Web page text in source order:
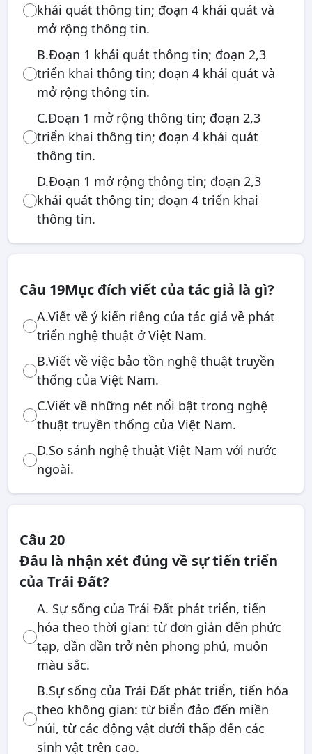
khái quát thông tin; đoạn 4 khái quát và
mở rộng thông tin.
B.Đoạn 1 khái quát thông tin; đoạn 2,3
triển khai thông tin; đoạn 4 khái quát và
mở rộng thông tin.
C.Đoạn 1 mở rộng thông tin; đoạn 2,3
triển khai thông tin; đoạn 4 khái quát
thông tin.
D.Đoạn 1 mở rộng thông tin; đoạn 2,3
khái quát thông tin; đoạn 4 triển khai
thông tin.
Câu 19Mục đích viết của tác giả là gì?
A.Viết về ý kiến riêng của tác giả về phát
triển nghệ thuật ở Việt Nam.
B.Viết về việc bảo tồn nghệ thuật truyền
thống của Việt Nam.
C.Viết về những nét nổi bật trong nghệ
thuật truyền thống của Việt Nam.
D.So sánh nghệ thuật Việt Nam với nước
ngoài.
Câu 20
Đâu là nhận xét đúng về sự tiến triển
của Trái Đất?
A. Sự sống của Trái Đất phát triển, tiến
hóa theo thời gian: từ đơn giản đến phức
tạp, dần dần trở nên phong phú, muôn
màu sắc.
B.Sự sống của Trái Đất phát triển, tiến hóa
theo không gian: từ biển đảo đến miền
núi, từ các động vật dưới thấp đến các
sinh vật trên cao.